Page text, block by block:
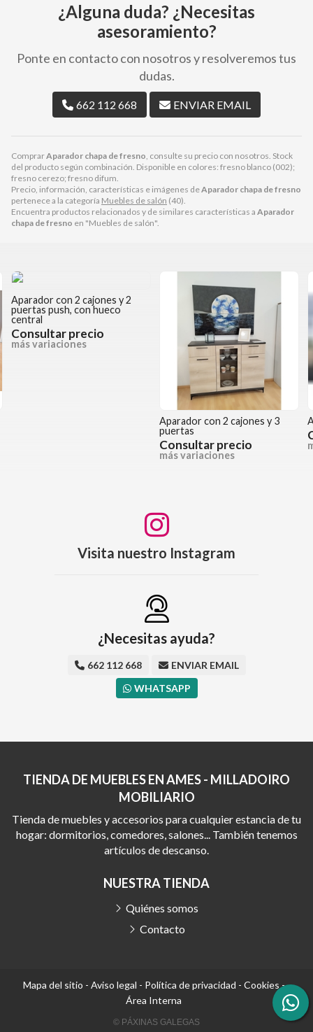
ComprarAparador chapa de fresno , consulte su precio con nosotros. Stock
del producto según combinación. Disponible en colores: fresno blanco (002);
fresno cerezo; fresno difum.
Precio, información, características e imágenes deAparador chapa de fresno
pertenece a la categoría Muebles de salón (40).
Encuentra productos relacionados y de similares características a Aparador
chapa de fresno en "Muebles de salón".
¿Alguna duda? ¿Necesitas
asesoramiento?
Ponte en contacto con nosotros y resolveremos tus
dudas.
662 112 668 ENVIAR EMAIL
Aparador con 2 cajones y 2
puertas push, con hueco
central
Consultar precio
más variaciones
Aparador con 2 cajones y 3
puertas
Consultar precio
más variaciones
Visita nuestro Instagram
¿Necesitas ayuda?
662 112 668
ENVIAR EMAIL
WHATSAPP
TIENDA DE MUEBLES EN AMES - MILLADOIRO
MOBILIARIO
Tienda de muebles y accesorios para cualquier estancia de tu
hogar: dormitorios, comedores, salones... También tenemos
artículos de descanso.
NUESTRA TIENDA
Quiénes somos
Contacto
Mapa del sitio - Aviso legal - Política de privacidad - Cookies-
Área Interna
© PÁXINAS GALEGAS